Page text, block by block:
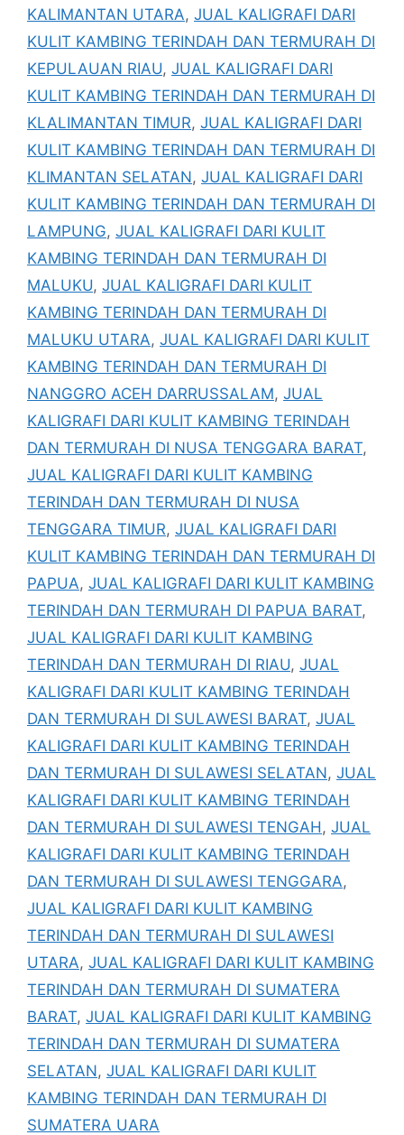
KALIMANTAN UTARA, JUAL KALIGRAFI DARI
KULIT KAMBING TERINDAH DAN TERMURAH DI
KEPULAUAN RIAU, JUAL KALIGRAFI DARI
KULIT KAMBING TERINDAH DAN TERMURAH DI
KLALIMANTAN TIMUR, JUAL KALIGRAFI DARI
KULIT KAMBING TERINDAH DAN TERMURAH DI
KLIMANTAN SELATAN, JUAL KALIGRAFI DARI
KULIT KAMBING TERINDAH DAN TERMURAH DI
LAMPUNG, JUAL KALIGRAFI DARI KULIT
KAMBING TERINDAH DAN TERMURAH DI
MALUKU, JUAL KALIGRAFI DARI KULIT
KAMBING TERINDAH DAN TERMURAH DI
MALUKU UTARA, JUAL KALIGRAFI DARI KULIT
KAMBING TERINDAH DAN TERMURAH DI
NANGGRO ACEH DARRUSSALAM, JUAL
KALIGRAFI DARI KULIT KAMBING TERINDAH
DAN TERMURAH DI NUSA TENGGARA BARAT,
JUAL KALIGRAFI DARI KULIT KAMBING
TERINDAH DAN TERMURAH DI NUSA
TENGGARA TIMUR, JUAL KALIGRAFI DARI
KULIT KAMBING TERINDAH DAN TERMURAH DI
PAPUA, JUAL KALIGRAFI DARI KULIT KAMBING
TERINDAH DAN TERMURAH DI PAPUA BARAT,
JUAL KALIGRAFI DARI KULIT KAMBING
TERINDAH DAN TERMURAH DI RIAU, JUAL
KALIGRAFI DARI KULIT KAMBING TERINDAH
DAN TERMURAH DI SULAWESI BARAT, JUAL
KALIGRAFI DARI KULIT KAMBING TERINDAH
DAN TERMURAH DI SULAWESI SELATAN, JUAL
KALIGRAFI DARI KULIT KAMBING TERINDAH
DAN TERMURAH DI SULAWESI TENGAH , JUAL
KALIGRAFI DARI KULIT KAMBING TERINDAH
DAN TERMURAH DI SULAWESI TENGGARA,
JUAL KALIGRAFI DARI KULIT KAMBING
TERINDAH DAN TERMURAH DI SULAWESI
UTARA, JUAL KALIGRAFI DARI KULIT KAMBING
TERINDAH DAN TERMURAH DI SUMATERA
BARAT, JUAL KALIGRAFI DARI KULIT KAMBING
TERINDAH DAN TERMURAH DI SUMATERA
SELATAN, JUAL KALIGRAFI DARI KULIT
KAMBING TERINDAH DAN TERMURAH DI
SUMATERA UARA